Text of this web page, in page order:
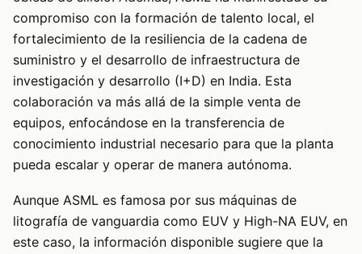
compromiso con la formación de talento local, el
fortalecimiento de la resiliencia de la cadena de
suministro y el desarrollo de infraestructura de
investigación y desarrollo (I+D) en India. Esta
colaboración va más allá de la simple venta de
equipos, enfocándose en la transferencia de
conocimiento industrial necesario para que la planta
pueda escalar y operar de manera autónoma.
Aunque ASML es famosa por sus máquinas de
litografía de vanguardia como EUV y High-NA EUV, en
este caso, la información disponible sugiere que la